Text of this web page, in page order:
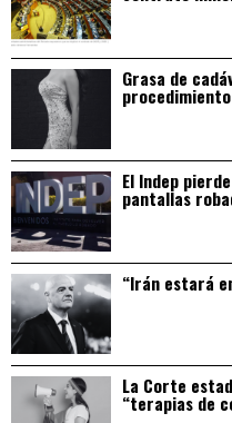
Grasa de
El Indep
pantallas
“Irán estará
La Corte
“terapias de